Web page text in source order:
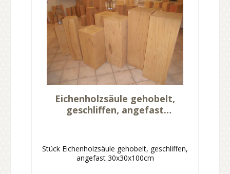
Eichenholzsäule gehobelt,
geschliffen, angefast
Stück Eichenholzsäule gehobelt, geschliffen,
angefast 30x30x100cm